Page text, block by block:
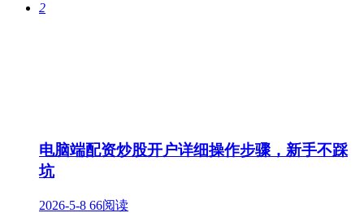
2
电脑端配资炒股开户详细操作步骤，新手不踩
坑
2026-5-8 66阅读